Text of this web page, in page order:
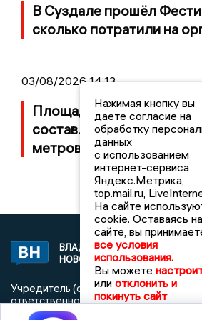
В Суздале прошёл
сколько потратили на
03/08/2026 14:13
Площадь пожара на
составляет 100 тысяч
метров
ВЛАДИМИРСКИЕ
НОВОСТИ
2017 ©
Владимирские
Учредитель (соучредители):
ответственностью
1107154017354)
Нажимая кнопку вы
даете согласие на
обработку
данных
с использованием
интернет-сервиса
Яндекс.Метрика,
top.mail.ru,
На сайте
cookie. Оставаясь на
сайте, вы
все условия
использования.
Вы можете
или отклонить и
покинуть сайт